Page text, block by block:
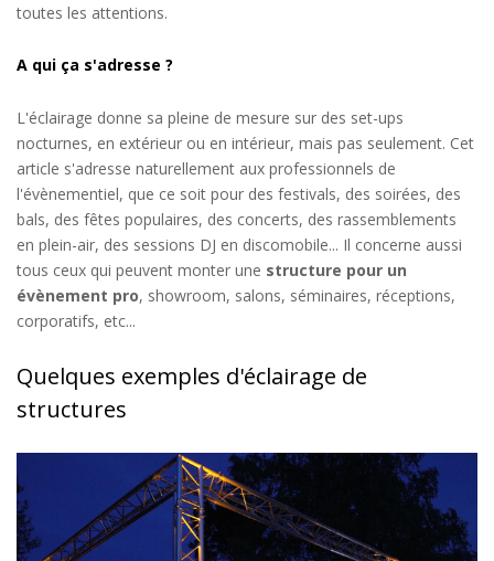
toutes les attentions.
A qui ça s'adresse ?
L'éclairage donne sa pleine de mesure sur des set-ups
nocturnes, en extérieur ou en intérieur, mais pas seulement. Cet
article s'adresse naturellement aux professionnels de
l'évènementiel, que ce soit pour des festivals, des soirées, des
bals, des fêtes populaires, des concerts, des rassemblements
en plein-air, des sessions DJ en discomobile... Il concerne aussi
tous ceux qui peuvent monter une structure pour un
évènement pro, showroom, salons, séminaires, réceptions,
corporatifs, etc...
Quelques exemples d'éclairage de
structures